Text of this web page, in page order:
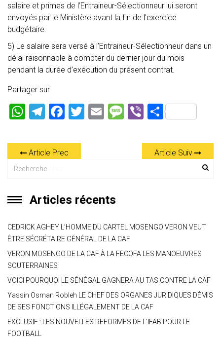
salaire et primes de l’Entraineur-Sélectionneur lui seront
envoyés par le Ministère avant la fin de l’exercice
budgétaire.
5) Le salaire sera versé à l’Entraineur-Sélectionneur dans un
délai raisonnable à compter du dernier jour du mois
pendant la durée d’exécution du présent contrat.
Partager sur
W
at
s
A
p
T
e
gr
a
m
F
ce
b
T
E
M Vi
er
P
ta
g
Article Prec Article Suiv
Articles récents
CEDRICK AGHEY L’HOMME DU CARTEL MOSENGO VERON VEUT
ÊTRE SÉCRÉTAIRE GÉNÉRAL DE LA CAF
VERON MOSENGO DE LA CAF À LA FECOFA LES MANOEUVRES
SOUTERRAINES
VOICI POURQUOI LE SÉNÉGAL GAGNERA AU TAS CONTRE LA CAF
Yassin Osman Robleh LE CHEF DES ORGANES JURIDIQUES DÉMIS
DE SES FONCTIONS ILLÉGALEMENT DE LA CAF
EXCLUSIF : LES NOUVELLES REFORMES DE L’IFAB POUR LE
FOOTBALL